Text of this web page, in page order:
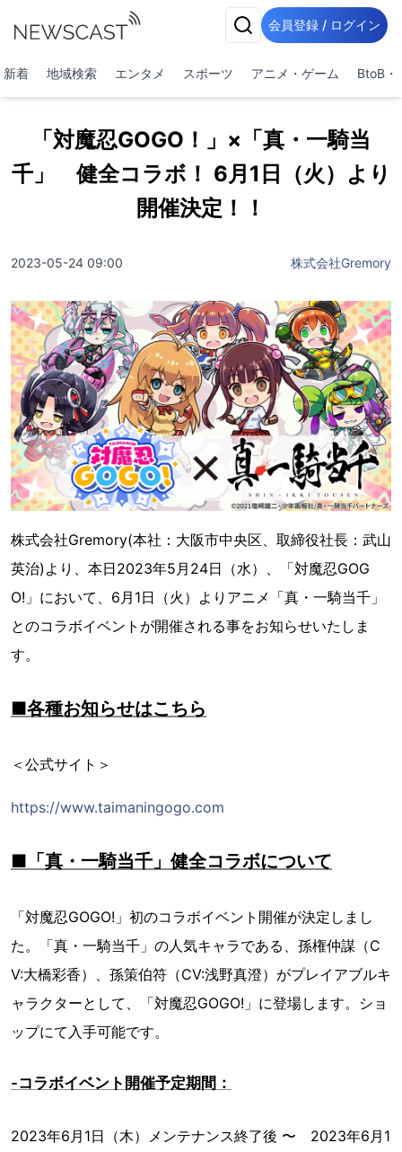
会員登録 / ログイン
新着 地域検索 エンタメ スポーツ アニメ・ゲーム BtoB・
「対魔忍GOGO！」×「真・一騎当
千」 健全コラボ！ 6月1日（火）より
開催決定！！
2023-05-24 09:00 株式会社Gremory
株式会社Gremory(本社：大阪市中央区、取締役社長：武山
英治)より、本日2023年5月24日（水）、「対魔忍GOG
O!」において、6月1日（火）よりアニメ「真・一騎当千」
とのコラボイベントが開催される事をお知らせいたしま
す。
■各種お知らせはこちら
＜公式サイト＞
https://www.taimaningogo.com
■「真・一騎当千」健全コラボについて
「対魔忍GOGO!」初のコラボイベント開催が決定しまし
た。「真・一騎当千」の人気キャラである、孫権仲謀（C
V:大橋彩香）、孫策伯符（CV:浅野真澄）がプレイアブルキ
ャラクターとして、「対魔忍GOGO!」に登場します。ショ
ップにて入手可能です。
-コラボイベント開催予定期間：
2023年6月1日（木）メンテナンス終了後 〜 2023年6月1